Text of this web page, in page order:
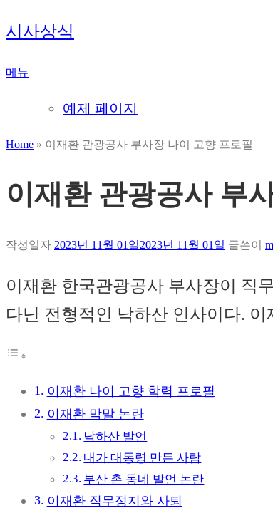
내
가
시사상식
메뉴
예제 페이지
Home » 이재환 관광공사 부사장 나이 고향 프로필
이재환 관광공사 부
작성일자 2023년 11월 01일2023년 11월 01일 글쓴이
이재환 한국관광공사 부사장이 직
다닌 전형적인 낙하산 인사이다.
이재환 나이 고향 학력 프로필
이재환 막말 논란
낙하산 발언
내가 대통령 만든 사람
부산 촌 동네 발언 논란
이재환 직무정지와 사퇴